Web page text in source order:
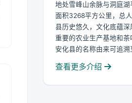
地处雪峰山余脉与洞庭湖
面积3268平方公里，总
县历史悠久，文化底蕴
重要的农业生产基地和茶
安化县的名称由来可追
查看更多介绍